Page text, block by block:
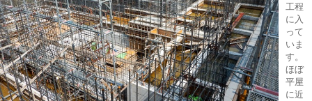
工程
に入
って
いま
す。
ほぼ
平屋
に近